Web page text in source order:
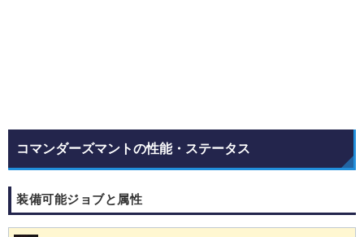
コマンダーズマントの性能・ステータス
装備可能ジョブと属性